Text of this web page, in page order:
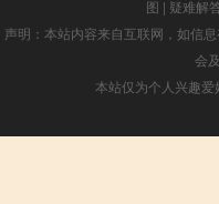
图 | 疑难解
声明：本站内容来自互联网，如信
会
本站仅为个人兴趣